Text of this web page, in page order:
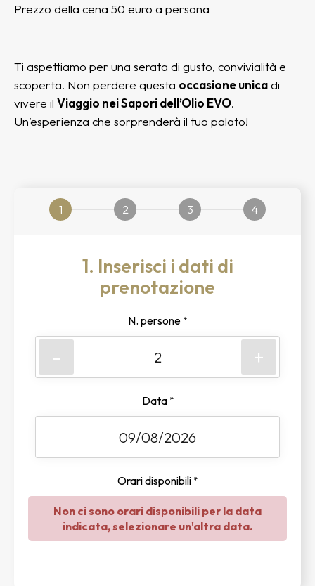
Prezzo della cena 50 euro a persona
Ti aspettiamo per una serata di gusto, convivialità e
scoperta. Non perdere questa occasione unicadi
vivere il Viaggio nei Sapori dell’Olio EVO.
Un’esperienza che sorprenderà il tuo palato!
1 2 3 4
1. Inserisci i dati di
prenotazione
N. persone *
- +
Data *
Orari disponibili *
Non ci sono orari disponibili per la data
indicata, selezionare un'altra data.